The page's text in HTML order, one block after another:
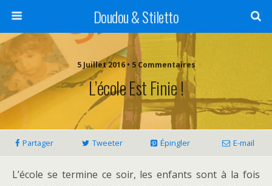
Doudou & Stiletto
5 Juillet 2016 • 5 Commentaires
L’école Est Finie !
Partager Tweeter Épingler E-mail
L’école se termine ce soir, les enfants sont à la fois